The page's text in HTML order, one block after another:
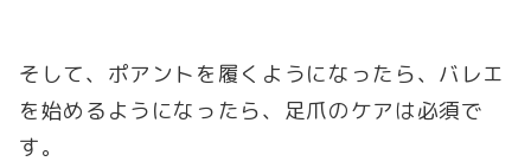
そして、ポアントを履くようになったら、バレエ
を始めるようになったら、足爪のケアは必須で
す。